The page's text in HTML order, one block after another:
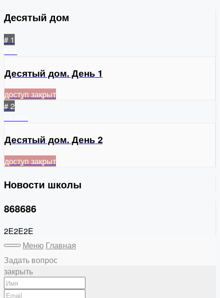
Десятый дом
# 1
Десятый дом. День 1
доступ закрыт
# 2
Десятый дом. День 2
доступ закрыт
Новости школы
868686
2E2E2E
Меню Главная
Задать вопрос
закрыть